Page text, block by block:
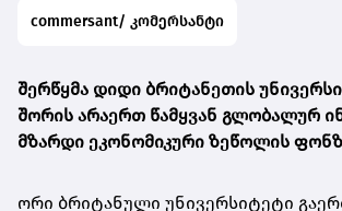
commersant/ კომერსანტი
შერწყმა დიდი ბრიტანეთის
შორის არაერთ წამყვან გლობალურ
მზარდი ეკონომიკური ზეწოლის
ორი ბრიტანული უნივერსიტეტი